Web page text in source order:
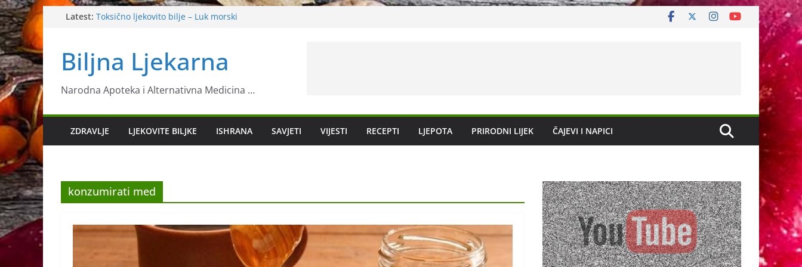
Skip
content
Latest: Toksično ljekovito bilje – Luk morski
Sok koji jača imunitet
11 znanstveno potvrđenih načina za ubrzavanje
metabolizma
Biljna Ljekarna
Narodna Apoteka i Alternativna Medicina …
ZDRAVLJE LJEKOVITE BILJKE ISHRANA SAVJETI VIJESTI RECEPTI LJEPOTA PRIRODNI LIJEK ČAJEVI I NAPICI
konzumirati med